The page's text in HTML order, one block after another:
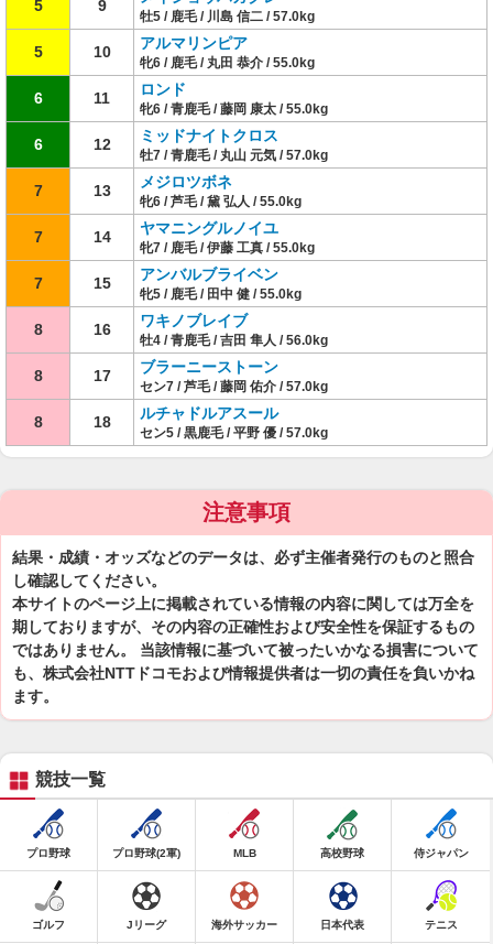
5 9
牡5 / 鹿毛 / 川島 信二 / 57.0kg
5 10 アルマリンピア
牝6 / 鹿毛 / 丸田 恭介 / 55.0kg
6 11 ロンド
牝6 / 青鹿毛 / 藤岡 康太 / 55.0kg
6 12 ミッドナイトクロス
牡7 / 青鹿毛 / 丸山 元気 / 57.0kg
7 13 メジロツボネ
牝6 / 芦毛 / 黛 弘人 / 55.0kg
7 14 ヤマニングルノイユ
牝7 / 鹿毛 / 伊藤 工真 / 55.0kg
7 15 アンバルブライベン
牝5 / 鹿毛 / 田中 健 / 55.0kg
8 16 ワキノブレイブ
牡4 / 青鹿毛 / 吉田 隼人 / 56.0kg
8 17 ブラーニーストーン
セン7 / 芦毛 / 藤岡 佑介 / 57.0kg
8 18 ルチャドルアスール
セン5 / 黒鹿毛 / 平野 優 / 57.0kg
注意事項
結果・成績・オッズなどのデータは、必ず主催者発行のものと照合
し確認してください。
本サイトのページ上に掲載されている情報の内容に関しては万全を
期しておりますが、その内容の正確性および安全性を保証するもの
ではありません。 当該情報に基づいて被ったいかなる損害について
も、株式会社NTTドコモおよび情報提供者は一切の責任を負いかね
ます。
競技一覧
プロ野球 プロ野球(2軍) MLB 高校野球 侍ジャパン
ゴルフ Jリーグ 海外サッカー 日本代表 テニス